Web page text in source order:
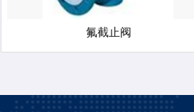
氟截止阀